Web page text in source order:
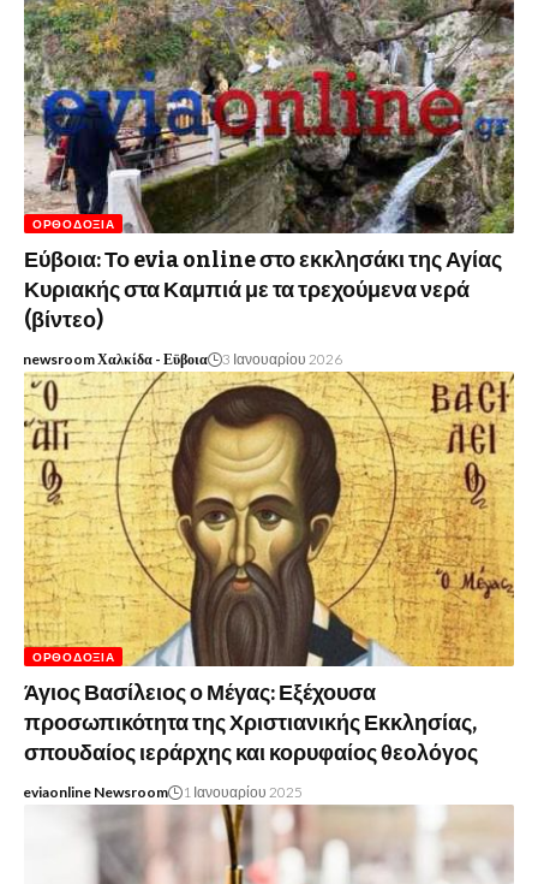
ΟΡΘΟΔΟΞΊΑ
Εύβοια: Το evia online στο εκκλησάκι της Αγίας
Κυριακής στα Καμπιά με τα τρεχούμενα νερά
(βίντεο)
newsroom Χαλκίδα - Εϋβοια 3 Ιανουαρίου 2026
ΟΡΘΟΔΟΞΊΑ
Άγιος Βασίλειος ο Μέγας: Εξέχουσα
προσωπικότητα της Χριστιανικής Εκκλησίας,
σπουδαίος ιεράρχης και κορυφαίος θεολόγος
eviaonline Newsroom 1 Ιανουαρίου 2025